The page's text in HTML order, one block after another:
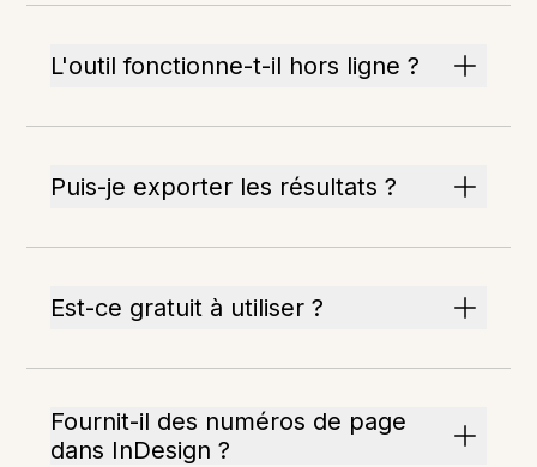
L'outil fonctionne-t-il hors ligne ?
Puis-je exporter les résultats ?
Est-ce gratuit à utiliser ?
Fournit-il des numéros de page
dans InDesign ?